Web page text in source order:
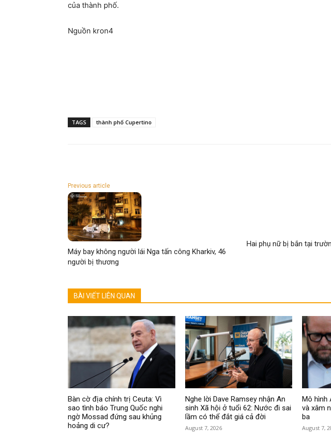
của thành phố.
Nguồn kron4
TAGS thành phố Cupertino
Previous article
Máy bay không người lái Nga tấn công Kharkiv, 46
người bị thương
Hai phụ nữ bị bắn tại
BÀI VIẾT LIÊN QUAN
Bàn cờ địa chính trị Ceuta: Vì
sao tình báo Trung Quốc nghi
ngờ Mossad đứng sau khủng
hoảng di cư?
Nghe lời Dave Ramsey nhận An
sinh Xã hội ở tuổi 62: Nước đi sai
lầm có thể đắt giá cả đời
August 7, 2026
Mô hình
và xâm
ba
August 7,